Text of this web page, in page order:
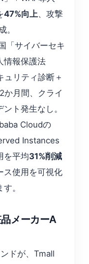
47%向上、攻撃
。
「サイバーセキ
情報保護法
ュリティ診断＋
か月間、クライ
ト発生なし。
Cloudの
Instances
を平均31%削減
ス使用を可視化
。
メーカーA
ドが、Tmall